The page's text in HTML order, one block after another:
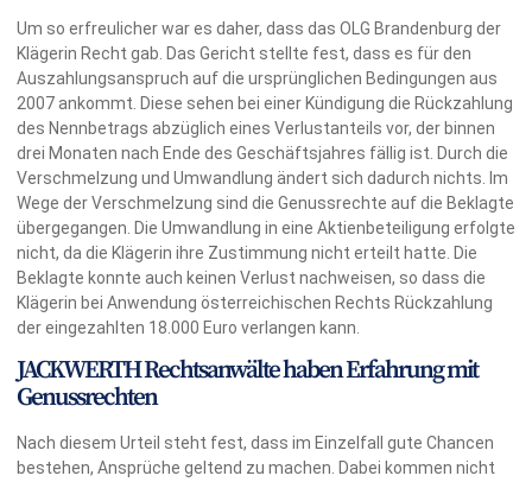
Um so erfreulicher war es daher, dass das OLG Brandenburg der
Klägerin Recht gab. Das Gericht stellte fest, dass es für den
Auszahlungsanspruch auf die ursprünglichen Bedingungen aus
2007 ankommt. Diese sehen bei einer Kündigung die Rückzahlung
des Nennbetrags abzüglich eines Verlustanteils vor, der binnen
drei Monaten nach Ende des Geschäftsjahres fällig ist. Durch die
Verschmelzung und Umwandlung ändert sich dadurch nichts. Im
Wege der Verschmelzung sind die Genussrechte auf die Beklagte
übergegangen. Die Umwandlung in eine Aktienbeteiligung erfolgte
nicht, da die Klägerin ihre Zustimmung nicht erteilt hatte. Die
Beklagte konnte auch keinen Verlust nachweisen, so dass die
Klägerin bei Anwendung österreichischen Rechts Rückzahlung
der eingezahlten 18.000 Euro verlangen kann.
JACKWERTH Rechtsanwälte haben Erfahrung mit
Genussrechten
Nach diesem Urteil steht fest, dass im Einzelfall gute Chancen
bestehen, Ansprüche geltend zu machen. Dabei kommen nicht